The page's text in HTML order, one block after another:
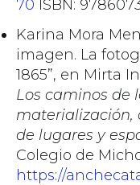
70 ISBN:
Karina Mora
imagen. La
1865”, en Mirta
Los caminos de
materialización,
de lugares y
Colegio de
https://